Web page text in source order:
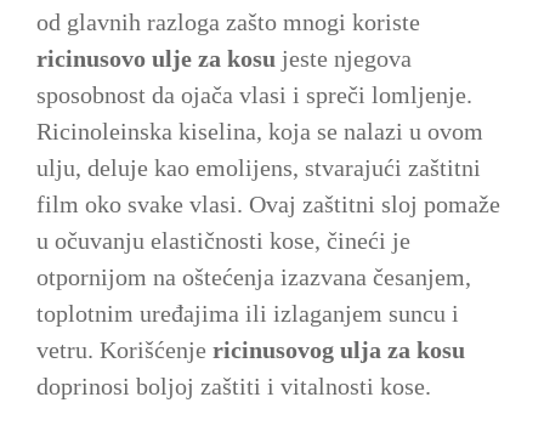
od glavnih razloga zašto mnogi koriste
ricinusovo ulje za kosu jeste njegova
sposobnost da ojača vlasi i spreči lomljenje.
Ricinoleinska kiselina, koja se nalazi u ovom
ulju, deluje kao emolijens, stvarajući zaštitni
film oko svake vlasi. Ovaj zaštitni sloj pomaže
u očuvanju elastičnosti kose, čineći je
otpornijom na oštećenja izazvana česanjem,
toplotnim uređajima ili izlaganjem suncu i
vetru. Korišćenje ricinusovog ulja za kosu
doprinosi boljoj zaštiti i vitalnosti kose.